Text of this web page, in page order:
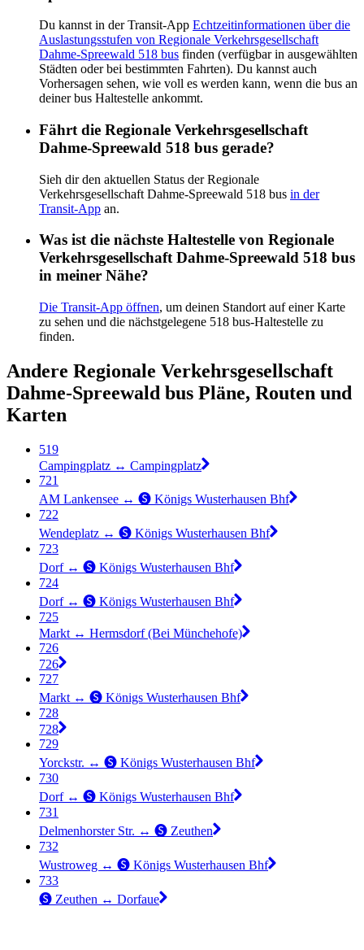
Du kannst in der Transit-App Echtzeitinformationen über die
Auslastungsstufen von Regionale Verkehrsgesellschaft
Dahme-Spreewald 518 bus finden (verfügbar in ausgewählten
Städten oder bei bestimmten Fahrten). Du kannst auch
Vorhersagen sehen, wie voll es werden kann, wenn die bus an
deiner bus Haltestelle ankommt.
Fährt die Regionale Verkehrsgesellschaft
Dahme-Spreewald 518 bus gerade?
Sieh dir den aktuellen Status der Regionale
Verkehrsgesellschaft Dahme-Spreewald 518 bus in der
Transit-App an.
Was ist die nächste Haltestelle von Regionale
Verkehrsgesellschaft Dahme-Spreewald 518 bus
in meiner Nähe?
Die Transit-App öffnen, um deinen Standort auf einer Karte
zu sehen und die nächstgelegene 518 bus-Haltestelle zu
finden.
Andere Regionale Verkehrsgesellschaft
Dahme-Spreewald bus Pläne, Routen und
Karten
519
Campingplatz ↔︎ Campingplatz
721
AM Lankensee ↔︎ 🅢 Königs Wusterhausen Bhf
722
Wendeplatz ↔︎ 🅢 Königs Wusterhausen Bhf
723
Dorf ↔︎ 🅢 Königs Wusterhausen Bhf
724
Dorf ↔︎ 🅢 Königs Wusterhausen Bhf
725
Markt ↔︎ Hermsdorf (Bei Münchehofe)
726
726
727
Markt ↔︎ 🅢 Königs Wusterhausen Bhf
728
728
729
Yorckstr. ↔︎ 🅢 Königs Wusterhausen Bhf
730
Dorf ↔︎ 🅢 Königs Wusterhausen Bhf
731
Delmenhorster Str. ↔︎ 🅢 Zeuthen
732
Wustroweg ↔︎ 🅢 Königs Wusterhausen Bhf
733
🅢 Zeuthen ↔︎ Dorfaue